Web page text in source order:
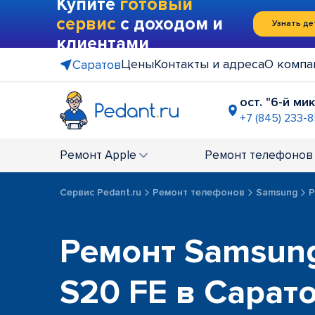
Купите готовый
сервис с доходом и
клиентами
Узнать
СаратовЦеныКонтакты и адресаО
ост. "6-й
+7 (845) 233-
+7 (845)
ост.
+7 (845)
Ремонт Apple Ремонт телефонов
Сервис Pedant.ru Ремонт телефонов Samsung
Ремонт
S20 FE в